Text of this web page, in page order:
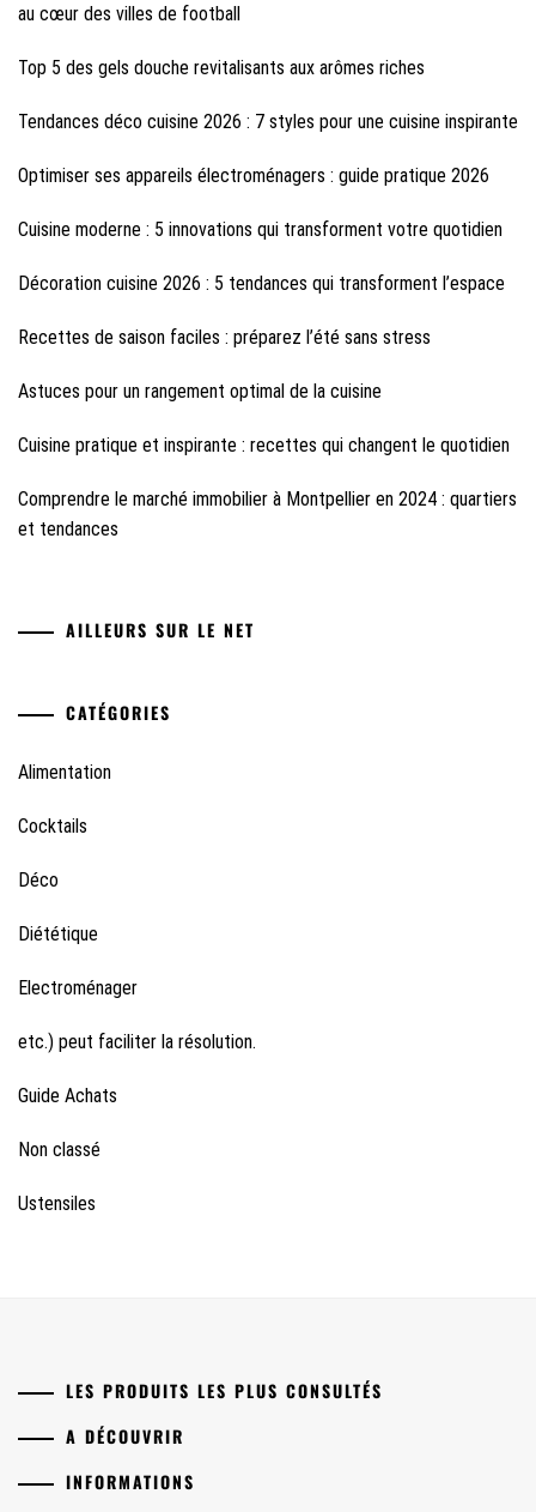
au cœur des villes de football
Top 5 des gels douche revitalisants aux arômes riches
Tendances déco cuisine 2026 : 7 styles pour une cuisine inspirante
Optimiser ses appareils électroménagers : guide pratique 2026
Cuisine moderne : 5 innovations qui transforment votre quotidien
Décoration cuisine 2026 : 5 tendances qui transforment l’espace
Recettes de saison faciles : préparez l’été sans stress
Astuces pour un rangement optimal de la cuisine
Cuisine pratique et inspirante : recettes qui changent le quotidien
Comprendre le marché immobilier à Montpellier en 2024 : quartiers
et tendances
AILLEURS SUR LE NET
CATÉGORIES
Alimentation
Cocktails
Déco
Diététique
Electroménager
etc.) peut faciliter la résolution.
Guide Achats
Non classé
Ustensiles
LES PRODUITS LES PLUS CONSULTÉS
A DÉCOUVRIR
INFORMATIONS